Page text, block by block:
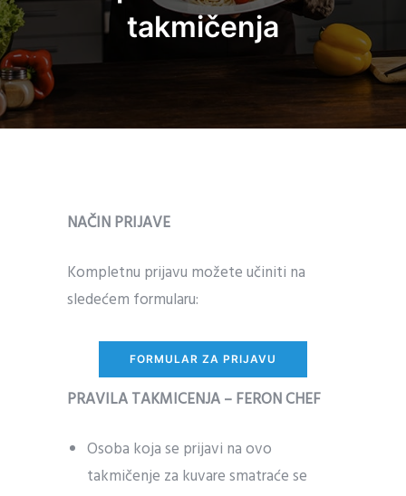
takmičenja
NAČIN PRIJAVE
Kompletnu prijavu možete učiniti na
sledećem formularu:
FORMULAR ZA PRIJAVU
PRAVILA TAKMICENJA – FERON CHEF
Osoba koja se prijavi na ovo
takmičenje za kuvare smatraće se